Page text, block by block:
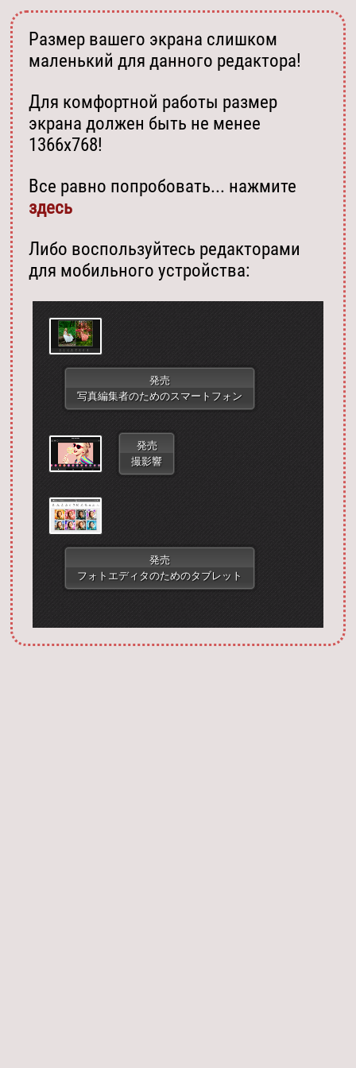
Запустить фотошоп
Размер вашего экрана слишком
маленький для данного редактора!
Для комфортной работы размер
экрана должен быть не менее
1366х768!
Все равно попробовать... нажмите
здесь
Либо воспользуйтесь редакторами
для мобильного устройства:
発売
写真編集者のためのスマートフォン
発売
撮影響
発売
フォトエディタのためのタブレット